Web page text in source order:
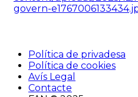
Política de privadesa
Política de cookies
Avís Legal
Contacte